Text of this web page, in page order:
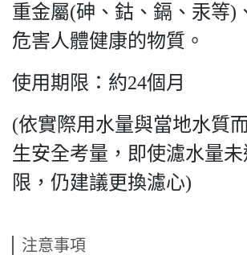
重金屬(砷、鈷、鎘、汞等)
危害人體健康的物質。
使用期限：約24個月
(依實際用水量與當地水質
生安全考量，即使濾水量
限，仍建議更換濾心)
注意事項